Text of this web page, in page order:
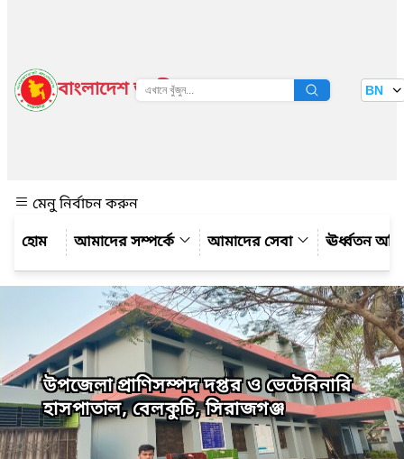
বাংলাদেশ জাতীয় তথ্য বাতায়ন BN
মেনু নির্বাচন করুন
আমাদের সম্পর্কে
আমাদের সেবা ঊর্ধ্বতন
উপজেলা প্রাণিসম্পদ দপ্তর ও ভেটেরিনারি
হাসপাতাল, বেলকুচি, সিরাজগঞ্জ